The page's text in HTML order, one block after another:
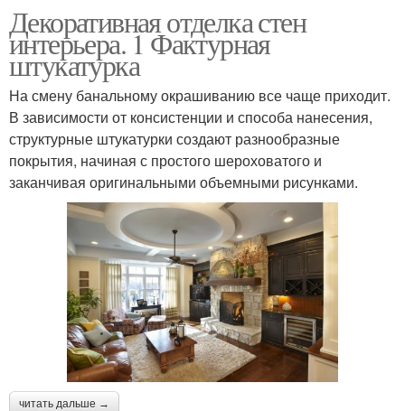
Декоративная отделка стен
интерьера. 1 Фактурная
штукатурка
На смену банальному окрашиванию все чаще приходит.
В зависимости от консистенции и способа нанесения,
структурные штукатурки создают разнообразные
покрытия, начиная с простого шероховатого и
заканчивая оригинальными объемными рисунками.
читать дальше →